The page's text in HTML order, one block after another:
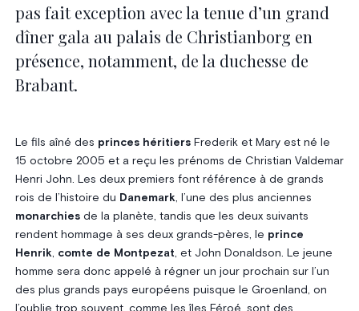
pas fait exception avec la tenue d’un grand
dîner gala au palais de Christianborg en
présence, notamment, de la duchesse de
Brabant.
Le fils aîné des princes héritiersFrederik et Mary est né le
15 octobre 2005 et a reçu les prénoms de Christian Valdemar
Henri John. Les deux premiers font référence à de grands
rois de l’histoire du Danemark, l’une des plus anciennes
monarchiesde la planète, tandis que les deux suivants
rendent hommage à ses deux grands-pères, le prince
Henrik, comte de Montpezat, et John Donaldson. Le jeune
homme sera donc appelé à régner un jour prochain sur l’un
des plus grands pays européens puisque le Groenland, on
l’oublie trop souvent, comme les îles Féroé, sont des